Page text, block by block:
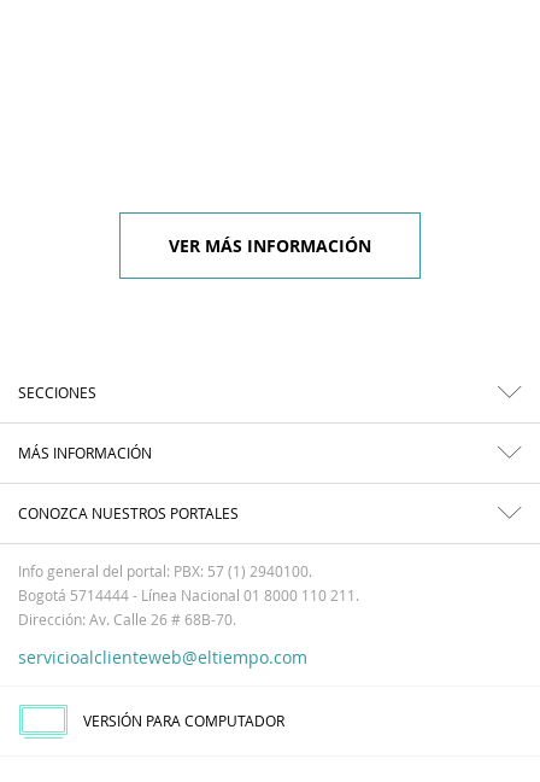
VER MÁS INFORMACIÓN
SECCIONES
MÁS INFORMACIÓN
CONOZCA NUESTROS PORTALES
Info general del portal: PBX: 57 (1) 2940100.
Bogotá 5714444 - Línea Nacional 01 8000 110 211.
Dirección: Av. Calle 26 # 68B-70.
servicioalclienteweb@eltiempo.com
VERSIÓN PARA COMPUTADOR